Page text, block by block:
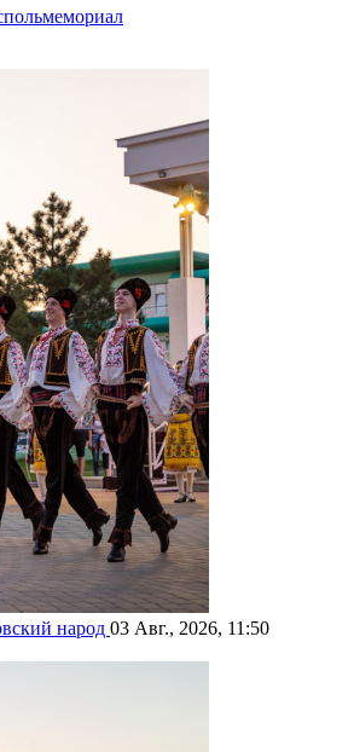
мемориал
народ 03 Авг., 2026, 11:50